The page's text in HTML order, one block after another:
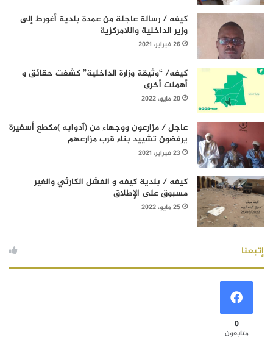
كيفه / رسالة عاجلة من عمدة بلدية أغورط إلى
وزير الداخلية واللامركزية
26 فبراير، 2021
كيفه/ “وثيقة وزارة الداخلية” كشفت حقائق و
أهملت أخرى
20 مايو، 2022
عاجل / مزارعون ووجهاء من (آدوابه )مكطع أسفيرة
يرفضون تشييد بناء قرب مزارعهم
23 فبراير، 2021
كيفه / بلدية كيفه و الفشل الكارثي والغير
مسبوق على الإطلاق
25 مايو، 2022
إتبعنا
0
متابعون